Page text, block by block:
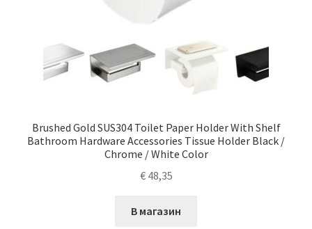
Brushed Gold SUS304 Toilet Paper Holder With Shelf
Bathroom Hardware Accessories Tissue Holder Black /
Chrome / White Color
€48,35
В магазин